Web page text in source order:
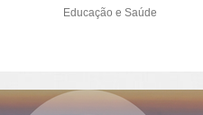
Educação e Saúde